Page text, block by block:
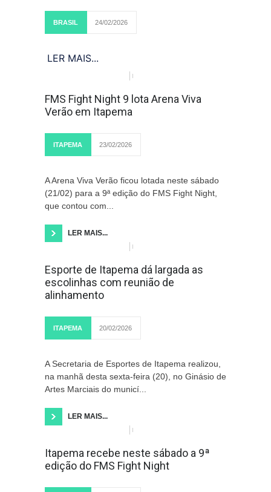
BRASIL 24/02/2026
LER MAIS...
FMS Fight Night 9 lota Arena Viva
Verão em Itapema
ITAPEMA 23/02/2026
A Arena Viva Verão ficou lotada neste sábado
(21/02) para a 9ª edição do FMS Fight Night,
que contou com...
LER MAIS...
Esporte de Itapema dá largada as
escolinhas com reunião de
alinhamento
ITAPEMA 20/02/2026
A Secretaria de Esportes de Itapema realizou,
na manhã desta sexta-feira (20), no Ginásio de
Artes Marciais do municí...
LER MAIS...
Itapema recebe neste sábado a 9ª
edição do FMS Fight Night